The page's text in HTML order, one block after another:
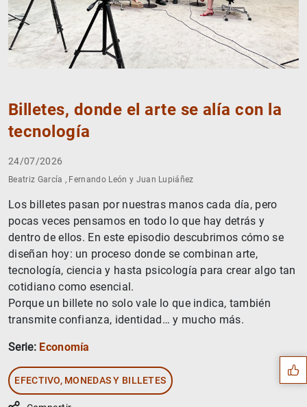
Billetes, donde el arte se alía con la
tecnología
24/07/2026
Beatriz García , Fernando León y Juan Lupiáñez
Los billetes pasan por nuestras manos cada día, pero
pocas veces pensamos en todo lo que hay detrás y
dentro de ellos. En este episodio descubrimos cómo se
diseñan hoy: un proceso donde se combinan arte,
tecnología, ciencia y hasta psicología para crear algo tan
cotidiano como esencial.
Porque un billete no solo vale lo que indica, también
transmite confianza, identidad… y mucho más.
Serie: Economía
EFECTIVO, MONEDAS Y BILLETES
Sugerencias